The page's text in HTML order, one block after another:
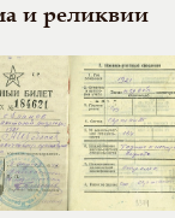
и реликвии